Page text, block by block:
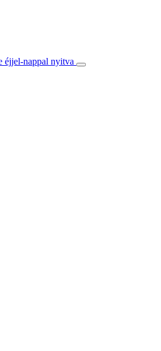
éjjel-nappal nyitva